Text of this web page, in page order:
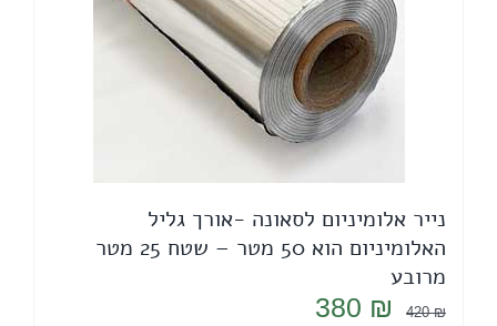
נייר אלומיניום לסאונה -אורך גליל
האלומיניום הוא 50 מטר – שטח 25 מטר
מרובע
420₪
המחיר
380 ₪